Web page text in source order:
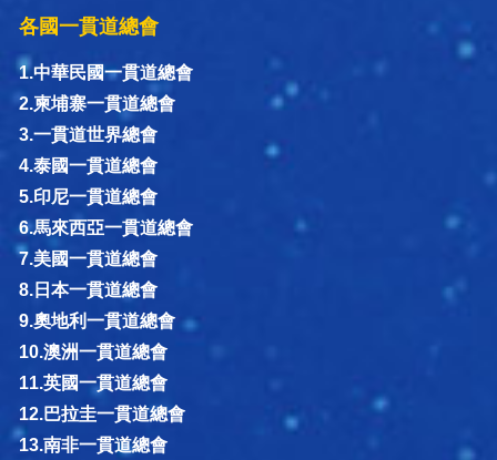
各國一貫道總會
1.中華民國一貫道總會
2.柬埔寨一貫道總會
3.一貫道世界總會
4.泰國一貫道總會
5.印尼一貫道總會
6.馬來西亞一貫道總會
7.美國一貫道總會
8.日本一貫道總會
9.奧地利一貫道總會
10.澳洲一貫道總會
11.英國一貫道總會
12.巴拉圭一貫道總會
13.南非一貫道總會